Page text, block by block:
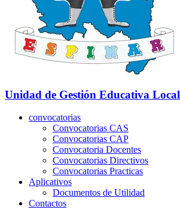
Unidad de Gestión Educativa Local
convocatorias
Convocatorias CAS
Convocatorias CAP
Convocatoria Docentes
Convocatorias Directivos
Convocatorias Practicas
Aplicativos
Documentos de Utilidad
Contactos